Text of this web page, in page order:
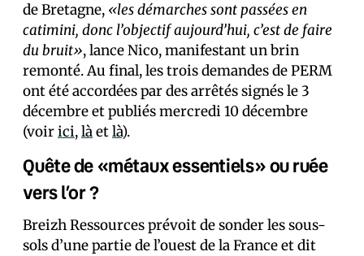
de Bretagne, «les démarches sont passées en
catimini, donc l’objectif aujourd’hui, c’est de faire
du bruit», lance Nico, manifestant un brin
remonté. Au final, les trois demandes de PERM
ont été accordées par des arrêtés signés le 3
décembre et publiés mercredi 10 décembre
(voirici,làetlà).
Quête de «métaux essentiels» ou ruée
vers l’or ?
Breizh Ressources prévoit de sonder les sous-
sols d’une partie de l’ouest de la France et dit